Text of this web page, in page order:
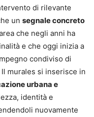
di rilevante
un segnale concreto
che negli anni ha
e che oggi inizia a
condiviso di
murales si inserisce in
urbana e
identità e
nuovamente